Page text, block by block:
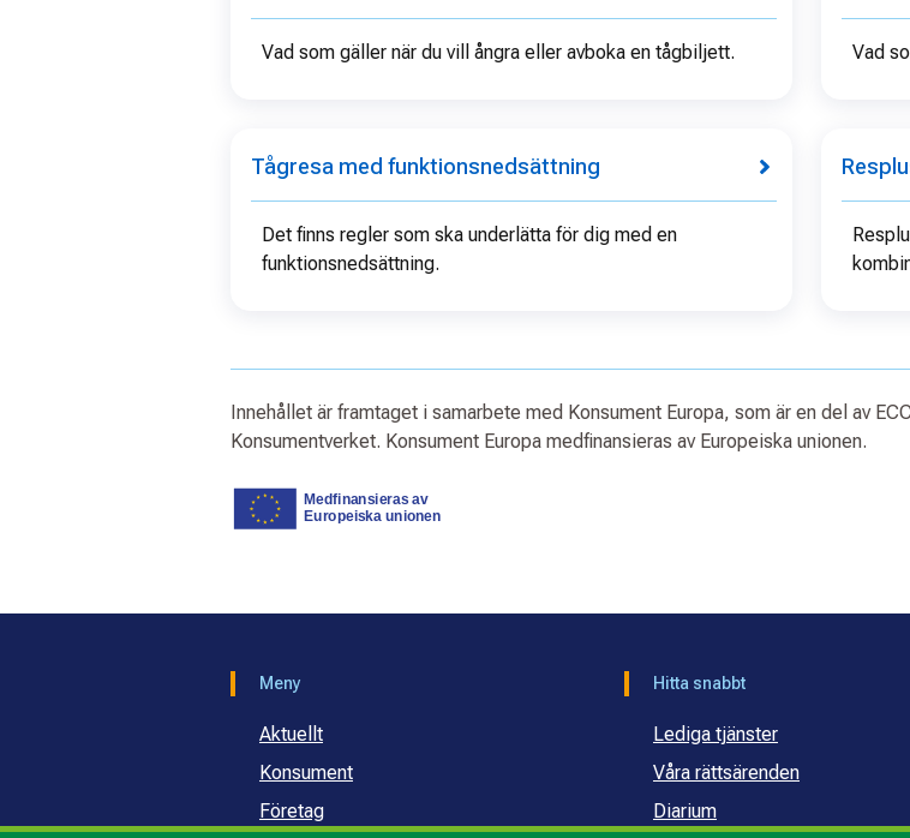
Vad som gäller när du vill ångra eller avboka en tågbiljett. Vad
Tågresa med funktionsnedsättning
Det finns regler som ska underlätta för dig med en
funktionsnedsättning.
Innehållet är framtaget i samarbete med Konsument Europa, som är en del av
Konsumentverket. Konsument Europa medfinansieras av Europeiska unionen.
Meny
Aktuellt
Konsument
Företag
Hitta snabbt
Lediga tjänster
Våra rättsärenden
Diarium